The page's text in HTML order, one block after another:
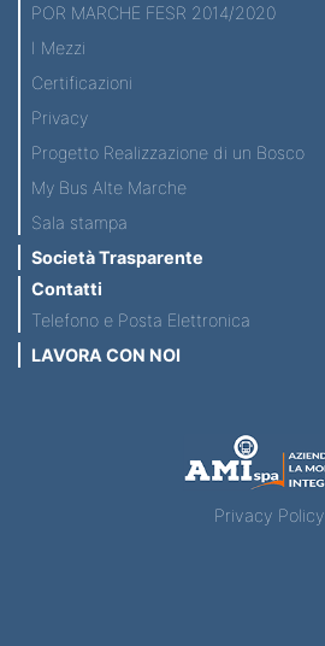
POR MARCHE FESR 2014/2020
I Mezzi
Certificazioni
Privacy
Progetto Realizzazione di un Bosco
My Bus Alte Marche
Sala stampa
Società Trasparente
Contatti
Telefono e Posta Elettronica
LAVORA CON NOI
Privacy Policy